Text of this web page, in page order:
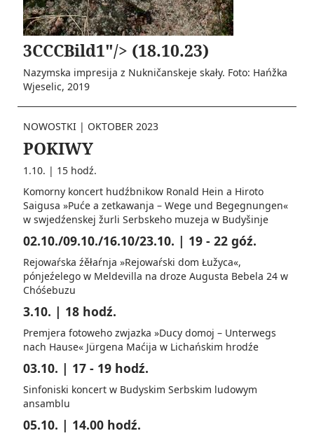
3CCCBild1"/> (18.10.23)
Nazymska impresija z Nukničanskeje skały. Foto: Hańžka
Wjeselic, 2019
NOWOSTKI | OKTOBER 2023
POKIWY
1.10. | 15 hodź.
Komorny koncert hudźbnikow Ronald Hein a Hiroto
Saigusa »Puće a zetkawanja – Wege und Begegnungen«
w swjedźenskej žurli Serbskeho muzeja w Budyšinje
02.10./09.10./16.10/23.10. | 19 - 22 góź.
Rejowaŕska źěłaŕnja »Rejowaŕski dom Łužyca«,
pónjeźelego w Meldevilla na droze Augusta Bebela 24 w
Chóśebuzu
3.10. | 18 hodź.
Premjera fotoweho zwjazka »Ducy domoj – Unterwegs
nach Hause« Jürgena Maćija w Lichańskim hrodźe
03.10. | 17 - 19 hodź.
Sinfoniski koncert w Budyskim Serbskim ludowym
ansamblu
05.10. | 14.00 hodź.